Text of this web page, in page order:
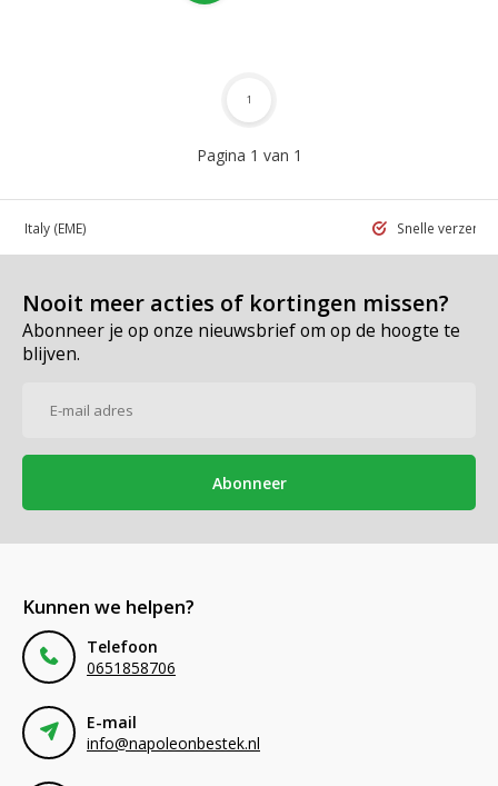
Pagina 1 van 1
1
in Italy (EME) Snelle
Nooit meer acties of kortingen missen?
Abonneer je op onze nieuwsbrief om op de hoogte te
blijven.
Abonneer
Kunnen we helpen?
Telefoon
0651858706
E-mail
info@napoleonbestek.nl